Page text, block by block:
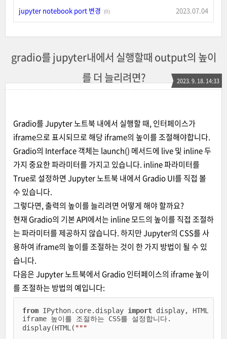
jupyter notebook port 변경
(0) 2023.07.04
gradio를 jupyter내에서 실행할때 output의 높이
를 더 늘리려면?
2023. 9. 18. 14:33
Gradio를 Jupyter 노트북 내에서 실행할 때, 인터페이스가
iframe으로 표시되므로 해당 iframe의 높이를 조절해야합니다.
Gradio의 Interface 객체는 launch() 메서드에 live 및 inline 두
가지 중요한 파라미터를 가지고 있습니다. inline 파라미터를
True로 설정하면 Jupyter 노트북 내에서 Gradio UI를 직접 볼
수 있습니다.
그렇다면, 출력의 높이를 늘리려면 어떻게 해야 할까요?
현재 Gradio의 기본 API에서는 inline 모드의 높이를 직접 조절하
는 파라미터를 제공하지 않습니다. 하지만 Jupyter의 CSS를 사
용하여 iframe의 높이를 조절하는 것이 한 가지 방법이 될 수 있
습니다.
다음은 Jupyter 노트북에서 Gradio 인터페이스의 iframe 높이
를 조절하는 방법의 예입니다:
from IPython.core.display import display, HTML
iframe 높이를 조절하는 CSS를 설정합니다.
display(HTML( """